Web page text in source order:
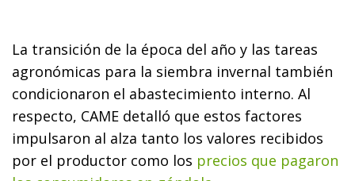
La transición de la época del año y las tareas
agronómicas para la siembra invernal también
condicionaron el abastecimiento interno. Al
respecto, CAME detalló que estos factores
impulsaron al alza tanto los valores recibidos
por el productor como los precios que pagaron